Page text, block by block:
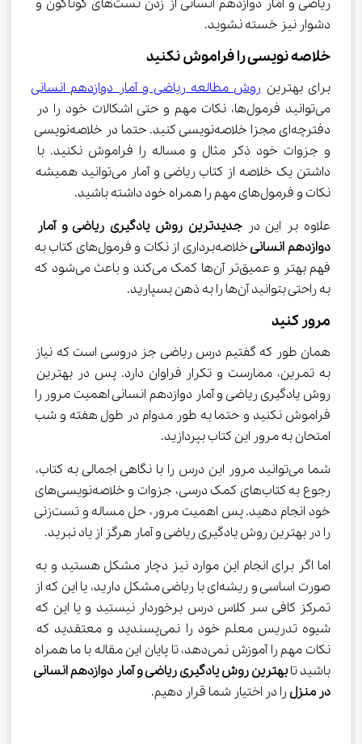
ریاضی و آمار دوازدهم انسانی از زدن تست‌های گوناگون و
دشوار نیز خسته نشوید.
خلاصه نویسی را فراموش نکنید
برای بهترین روش مطالعه ریاضی و آمار دوازدهم انسانی
می‌توانید فرمول‌ها، نکات مهم و حتی اشکالات خود را در
دفترچه‌ای مجزا خلاصه‌نویسی کنید. حتما در خلاصه‌نویسی
و جزوات خود ذکر مثال و مساله را فراموش نکنید. با
داشتن یک خلاصه از کتاب ریاضی و آمار می‌توانید همیشه
نکات و فرمول‌های مهم را همراه خود داشته باشید.
علاوه بر این در جدیدترین روش یادگیری ریاضی و آمار
دوازدهم انسانی
خلاصه‌برداری از نکات و فرمول‌های کتاب به
فهم بهتر و عمیق‌تر آن‌ها کمک می‌کند و باعث می‌شود که
به راحتی بتوانید آن‌ها را به ذهن بسپارید.
مرور کنید
همان طور که گفتیم درس ریاضی جز دروسی است که نیاز
به تمرین، ممارست و تکرار فراوان دارد. پس در بهترین
روش یادگیری ریاضی و آمار دوازدهم انسانی اهمیت مرور را
فراموش نکنید و حتما به طور مدوام در طول هفته و شب
امتحان به مرور این کتاب بپردازید.
شما می‌توانید مرور این درس را با نگاهی اجمالی به کتاب،
رجوع به کتاب‌های کمک درسی، جزوات و خلاصه‌نویسی‌های
خود انجام دهید. پس اهمیت مرور، حل مساله و تست‌زنی
را در بهترین روش یادگیری ریاضی و آمار هرگز از یاد نبرید.
اما اگر برای انجام این موارد نیز دچار مشکل هستید و به
صورت اساسی و ریشه‌ای با ریاضی مشکل دارید، یا این که از
تمرکز کافی سر کلاس درس برخوردار نیستید و یا این که
شیوه تدریس معلم خود را نمی‌پسندید و معتقدید که
نکات مهم را آموزش نمی‌دهد، تا پایان این مقاله با ما همراه
باشید تا بهترین روش یادگیری ریاضی و آمار دوازدهم انسانی
در منزل را در اختیار شما قرار دهیم.